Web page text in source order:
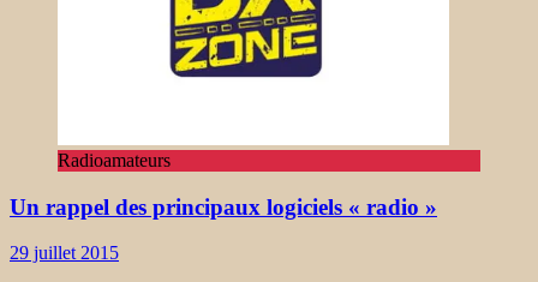
Radioamateurs
Un rappel des principaux logiciels « radio »
29 juillet 2015